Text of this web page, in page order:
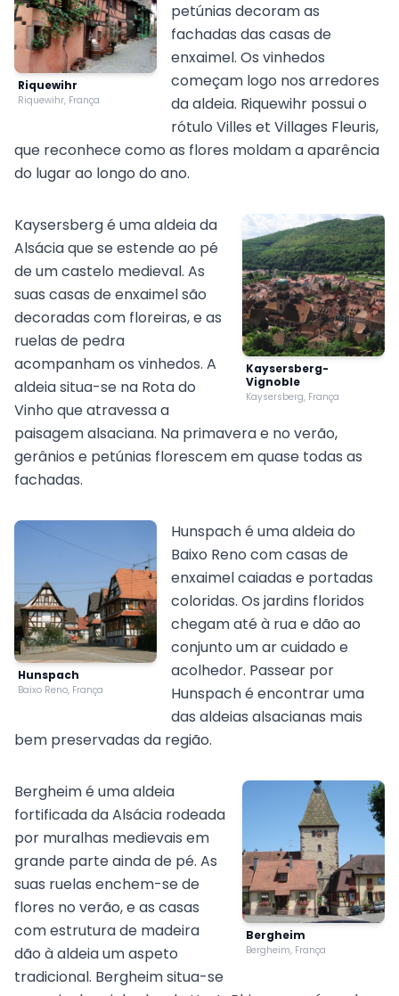
Riquewihr
Riquewihr, França
petúnias decoram as
fachadas das casas de
enxaimel. Os vinhedos
começam logo nos arredores
da aldeia. Riquewihr possui o
rótulo Villes et Villages Fleuris,
que reconhece como as flores moldam a aparência
do lugar ao longo do ano.
Kaysersberg-
Vignoble
Kaysersberg, França
Kaysersberg é uma aldeia da
Alsácia que se estende ao pé
de um castelo medieval. As
suas casas de enxaimel são
decoradas com floreiras, e as
ruelas de pedra
acompanham os vinhedos. A
aldeia situa-se na Rota do
Vinho que atravessa a
paisagem alsaciana. Na primavera e no verão,
gerânios e petúnias florescem em quase todas as
fachadas.
Hunspach
Baixo Reno, França
Hunspach é uma aldeia do
Baixo Reno com casas de
enxaimel caiadas e portadas
coloridas. Os jardins floridos
chegam até à rua e dão ao
conjunto um ar cuidado e
acolhedor. Passear por
Hunspach é encontrar uma
das aldeias alsacianas mais
bem preservadas da região.
Bergheim
Bergheim, França
Bergheim é uma aldeia
fortificada da Alsácia rodeada
por muralhas medievais em
grande parte ainda de pé. As
suas ruelas enchem-se de
flores no verão, e as casas
com estrutura de madeira
dão à aldeia um aspeto
tradicional. Bergheim situa-se